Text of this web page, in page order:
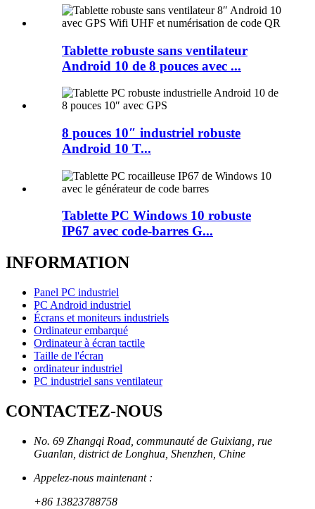
Tablette robuste sans ventilateur
Android 10 de 8 pouces avec ...
8 pouces 10″ industriel robuste
Android 10 T...
Tablette PC Windows 10 robuste
IP67 avec code-barres G...
INFORMATION
Panel PC industriel
PC Android industriel
Écrans et moniteurs industriels
Ordinateur embarqué
Ordinateur à écran tactile
Taille de l'écran
ordinateur industriel
PC industriel sans ventilateur
CONTACTEZ-NOUS
No. 69 Zhangqi Road, communauté de Guixiang, rue
Guanlan, district de Longhua, Shenzhen, Chine
Appelez-nous maintenant :
+86 13823788758